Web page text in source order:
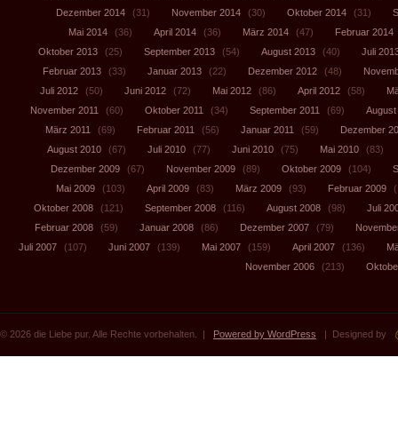
Dezember 2014
(31) November 2014 (30) Oktober 2014 (31)
Mai 2014
(36) April 2014 (36) März 2014 (47) Februar 2014
Oktober 2013
(25) September 2013 (54) August 2013 (40)
Juli
Februar 2013
(33) Januar 2013 (22) Dezember 2012 (48)
Juli 2012
(50) Juni 2012 (72) Mai 2012 (86) April 2012 (58)
November 2011
(60) Oktober 2011 (34) September 2011 (69)
August
März 2011
(69) Februar 2011 (56) Januar 2011 (59)
Dezember
August 2010
(67) Juli 2010 (77) Juni 2010 (75) Mai 2010
(83)
Dezember 2009
(67) November 2009 (89) Oktober 2009 (104)
Mai 2009
(103) April 2009 (83) März 2009 (93) Februar 2009
Oktober 2008
(121) September 2008 (116) August 2008 (98)
Juli
Februar 2008
(59) Januar 2008 (86) Dezember 2007 (79)
Juli 2007
(107) Juni 2007 (139) Mai 2007 (159) April 2007 (136)
November 2006
(213)
© 2026 die Liebe pur. Alle Rechte vorbehalten. | Powered by WordPress | Designed by